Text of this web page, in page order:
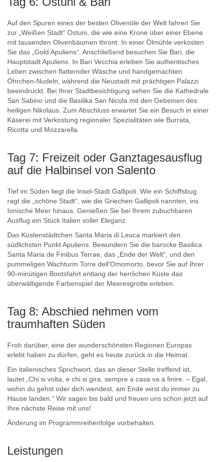
Auf den Spuren eines der besten Olivenöle der Welt fahren Sie
zur „Weißen Stadt“ Ostuni, die wie eine Krone über einer Ebene
mit tausenden Olivenbäumen thront. In einer Ölmühle verkosten
Sie das „Gold Apuliens“. Anschließend besuchen Sie Bari, die
Hauptstadt Apuliens. In Bari Vecchia erleben Sie authentisches
Leben zwischen flatternder Wäsche und handgemachten
Öhrchen-Nudeln, während die Neustadt mit prächtigen Palazzi
beeindruckt. Bei Ihrer Stadtbesichtigung sehen Sie die Kathedrale
San Sabino und die Basilika San Nicola mit den Gebeinen des
heiligen Nikolaus. Zum Abschluss erwartet Sie ein Besuch in einer
Käserei mit Verkostung regionaler Spezialitäten wie Burrata,
Ricotta und Mozzarella.
Tag 7: Freizeit oder Ganztagesausflug
auf die Halbinsel von Salento
Tief im Süden liegt die Insel-Stadt Gallipoli. Wie ein Schiffsbug
ragt die „schöne Stadt“, wie die Griechen Gallipoli nannten, ins
Ionische Meer hinaus. Genießen Sie bei Ihrem zubuchbaren
Ausflug ein Stück Italien voller Eleganz.
Das Küstenstädtchen Santa Maria di Leuca markiert den
südlichsten Punkt Apuliens. Bewundern Sie die barocke Basilica
Santa Maria de Finibus Terrae, das „Ende der Welt“, und den
pummeligen Wachturm Torre dell’Omomorto, bevor Sie auf Ihrer
90-minütigen Bootsfahrt entlang der herrlichen Küste das
überwältigende Farbenspiel der Meeresgrotte erleben.
Tag 8: Abschied nehmen vom
traumhaften Süden
Froh darüber, eine der wunderschönsten Regionen Europas
erlebt haben zu dürfen, geht es heute zurück in die Heimat.
Ein italienisches Sprichwort, das an dieser Stelle treffend ist,
lautet „Chi si volta, e chi si gira, sempre a casa va a finire. – Egal,
wohin du gehst oder dich wendest, am Ende wirst du immer zu
Hause landen.“ Wir sagen bis bald und freuen uns schon jetzt auf
Ihre nächste Reise mit uns!
Änderung im Programmreihenfolge vorbehalten.
Leistungen